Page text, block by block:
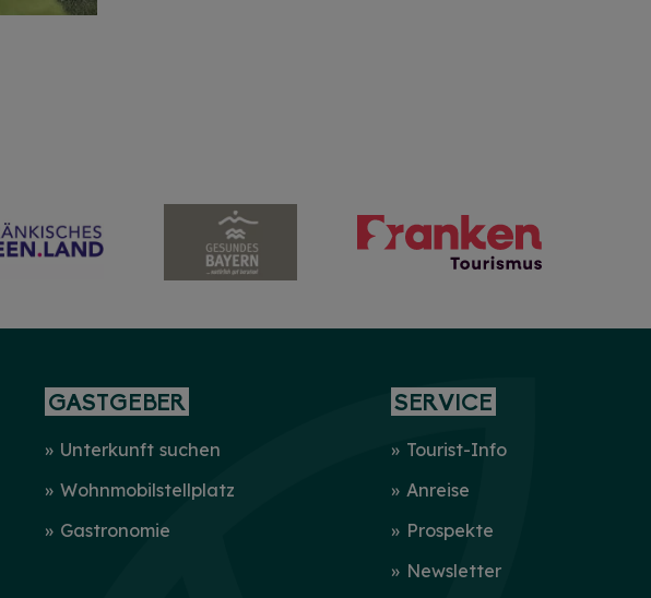
GASTGEBER
Unterkunft suchen
Wohnmobilstellplatz
Gastronomie
SERVICE
Tourist-Info
Anreise
Prospekte
Newsletter